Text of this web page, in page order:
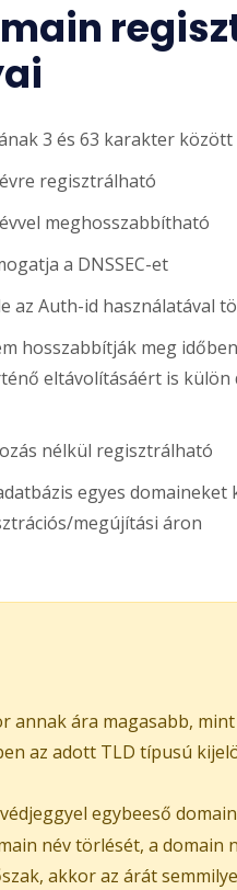
3 és 63 karakter
regisztrálható
meghosszabbítható
a DNSSEC-et
az Auth-id használatával
hosszabbítják meg
eltávolításáért is külön
nélkül regisztrálható
egyes
megújítási áron
annak ára magasabb,
az adott TLD típusú
egybeeső
név törlését, a domain
akkor az árát